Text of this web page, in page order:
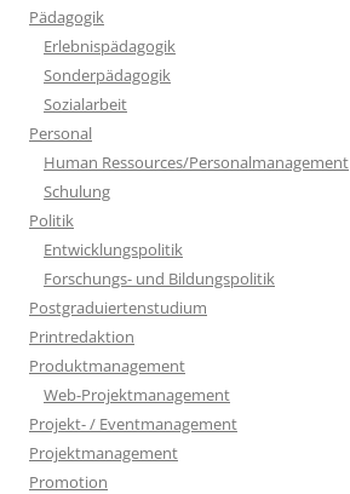
Pädagogik
Erlebnispädagogik
Sonderpädagogik
Sozialarbeit
Personal
Human Ressources/Personalmanagement
Schulung
Politik
Entwicklungspolitik
Forschungs- und Bildungspolitik
Postgraduiertenstudium
Printredaktion
Produktmanagement
Web-Projektmanagement
Projekt- / Eventmanagement
Projektmanagement
Promotion